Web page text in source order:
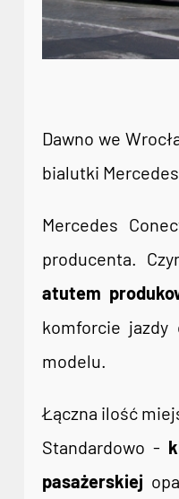
Dawno we
bialutki
Mercedes
producenta.
atutem
komforcie jazdy
modelu.
Łączna ilość
Standardowo -
pasażerskiej